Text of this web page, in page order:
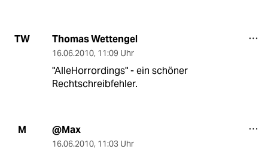
TW Thomas Wettengel
16.06.2010, 11:09 Uhr
"AlleHorrordings" - ein schöner
Rechtschreibfehler.
M @Max
16.06.2010, 11:03 Uhr